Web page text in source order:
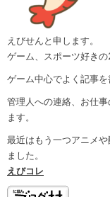
えびせんと申します。
ゲーム、スポーツ好きの
ゲーム中心でよく記事を
管理人への連絡、お仕
ます。
最近はもう一つアニメ
ました。
えびコレ